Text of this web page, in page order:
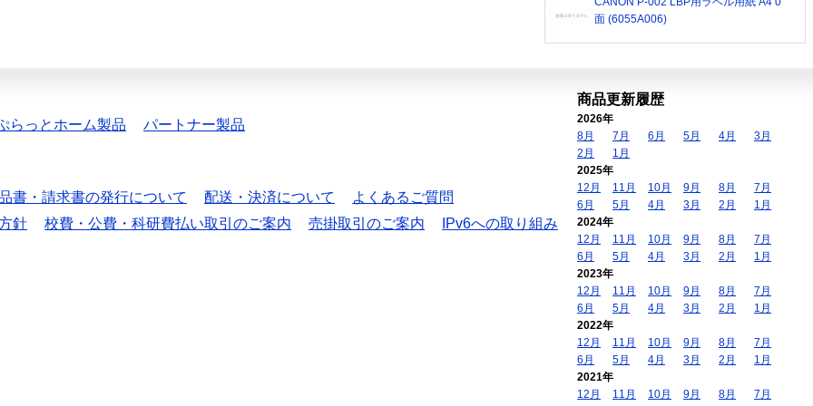
面 (6055A006)
らっとホーム製品 パートナー製品
書・請求書の発行について 配送・決済について
よくあるご質問
針
校費・公費・科研費払い取引のご案内 売掛取引のご案内 IPv6への取り組み
商品更新履歴
2026年
8月
7月 6月 5月 4月
3月
2月
1月
2025年
12月
11月 10月 9月 8月
7月
6月
5月 4月 3月 2月
1月
2024年
12月
11月 10月 9月 8月
7月
6月
5月 4月 3月 2月
1月
2023年
12月
11月 10月 9月 8月
7月
6月
5月 4月 3月 2月
1月
2022年
12月
11月 10月 9月 8月
7月
6月
5月 4月 3月 2月
1月
2021年
12月
11月 10月 9月 8月
7月